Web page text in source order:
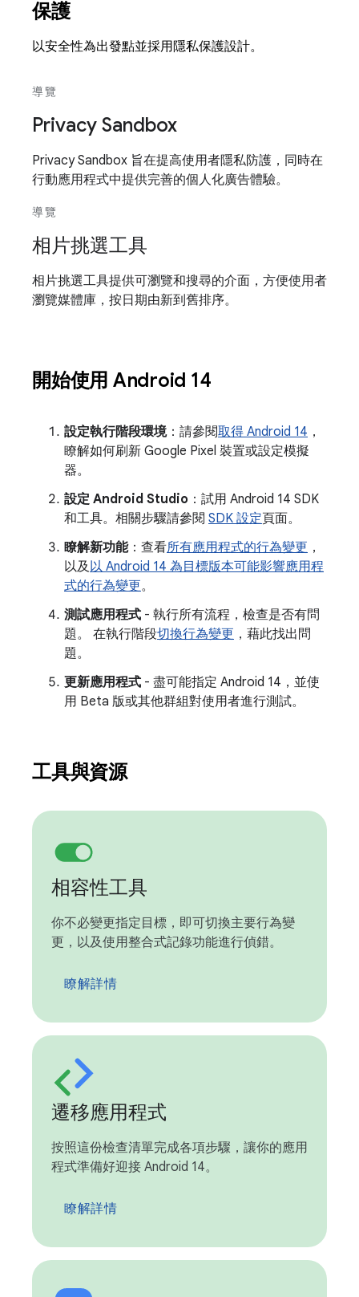
保護
以安全性為出發點並採用隱私保護設計。
導覽
Privacy Sandbox
Privacy Sandbox 旨在提高使用者隱私防護，同時在
行動應用程式中提供完善的個人化廣告體驗。
導覽
相片挑選工具
相片挑選工具提供可瀏覽和搜尋的介面，方便使用者
瀏覽媒體庫，按日期由新到舊排序。
開始使用 Android 14
設定執行階段環境：請參閱取得 Android 14 ，
瞭解如何刷新 Google Pixel 裝置或設定模擬
器。
設定 Android Studio ：試用 Android 14 SDK
和工具。相關步驟請參閱 SDK 設定頁面。
瞭解新功能：查看所有應用程式的行為變更 ，
以及 以 Android 14 為目標版本可能影響應用程
式的行為變更。
測試應用程式 - 執行所有流程，檢查是否有問
題。 在執行階段切換行為變更 ，藉此找出問
題。
更新應用程式 - 盡可能指定 Android 14，並使
用 Beta 版或其他群組對使用者進行測試。
工具與資源
相容性工具
你不必變更指定目標，即可切換主要行為變
更，以及使用整合式記錄功能進行偵錯。
瞭解詳情
遷移應用程式
按照這份檢查清單完成各項步驟，讓你的應用
程式準備好迎接 Android 14。
瞭解詳情